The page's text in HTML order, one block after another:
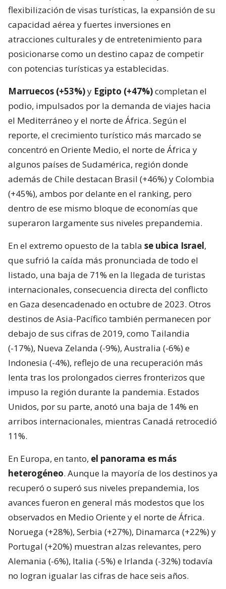
flexibilización de visas turísticas, la expansión de su
capacidad aérea y fuertes inversiones en
atracciones culturales y de entretenimiento para
posicionarse como un destino capaz de competir
con potencias turísticas ya establecidas.
Marruecos (+53%)y Egipto (+47%)completan el
podio, impulsados por la demanda de viajes hacia
el Mediterráneo y el norte de África. Según el
reporte, el crecimiento turístico más marcado se
concentró en Oriente Medio, el norte de África y
algunos países de Sudamérica, región donde
además de Chile destacan Brasil (+46%) y Colombia
(+45%), ambos por delante en el ranking, pero
dentro de ese mismo bloque de economías que
superaron largamente sus niveles prepandemia.
En el extremo opuesto de la tabla se ubica Israel,
que sufrió la caída más pronunciada de todo el
listado, una baja de 71% en la llegada de turistas
internacionales, consecuencia directa del conflicto
en Gaza desencadenado en octubre de 2023. Otros
destinos de Asia-Pacífico también permanecen por
debajo de sus cifras de 2019, como Tailandia
(-17%), Nueva Zelanda (-9%), Australia (-6%) e
Indonesia (-4%), reflejo de una recuperación más
lenta tras los prolongados cierres fronterizos que
impuso la región durante la pandemia. Estados
Unidos, por su parte, anotó una baja de 14% en
arribos internacionales, mientras Canadá retrocedió
11%.
En Europa, en tanto, el panorama es más
heterogéneo. Aunque la mayoría de los destinos ya
recuperó o superó sus niveles prepandemia, los
avances fueron en general más modestos que los
observados en Medio Oriente y el norte de África.
Noruega (+28%), Serbia (+27%), Dinamarca (+22%) y
Portugal (+20%) muestran alzas relevantes, pero
Alemania (-6%), Italia (-5%) e Irlanda (-32%) todavía
no logran igualar las cifras de hace seis años.